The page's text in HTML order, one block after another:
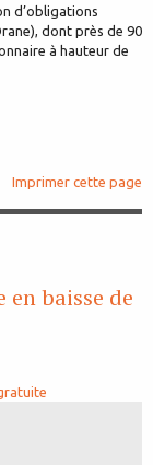
d’obligations
dont près de 90
à hauteur de
Imprimer cette page
en baisse de